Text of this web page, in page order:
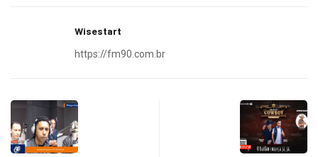
Wisestart
https://fm90.com.br